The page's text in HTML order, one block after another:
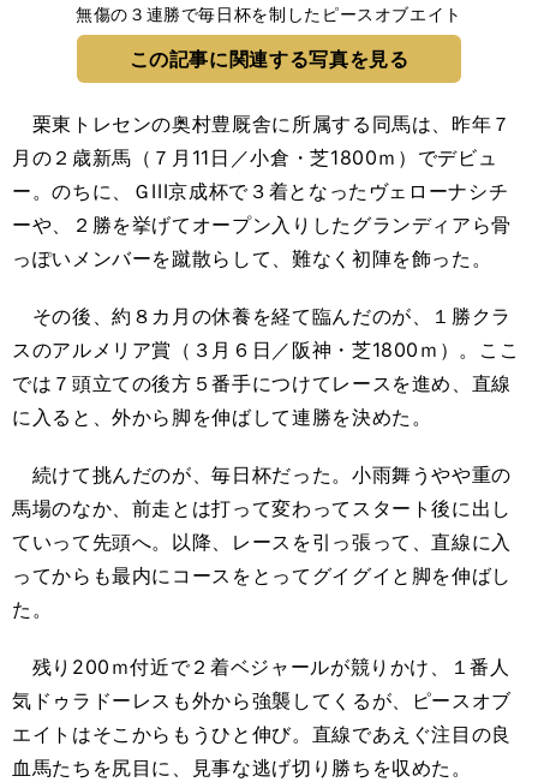
無傷の３連勝で毎日杯を制したピースオブエイト
この記事に関連する写真を見る
栗東トレセンの奥村豊厩舎に所属する同馬は、昨年７
月の２歳新馬（７月11日／小倉・芝1800ｍ）でデビュ
ー。のちに、ＧIII京成杯で３着となったヴェローナシチ
ーや、２勝を挙げてオープン入りしたグランディアら骨
っぽいメンバーを蹴散らして、難なく初陣を飾った。
その後、約８カ月の休養を経て臨んだのが、１勝クラ
スのアルメリア賞（３月６日／阪神・芝1800ｍ）。ここ
では７頭立ての後方５番手につけてレースを進め、直線
に入ると、外から脚を伸ばして連勝を決めた。
続けて挑んだのが、毎日杯だった。小雨舞うやや重の
馬場のなか、前走とは打って変わってスタート後に出し
ていって先頭へ。以降、レースを引っ張って、直線に入
ってからも最内にコースをとってグイグイと脚を伸ばし
た。
残り200ｍ付近で２着ベジャールが競りかけ、１番人
気ドゥラドーレスも外から強襲してくるが、ピースオブ
エイトはそこからもうひと伸び。直線であえぐ注目の良
血馬たちを尻目に、見事な逃げ切り勝ちを収めた。